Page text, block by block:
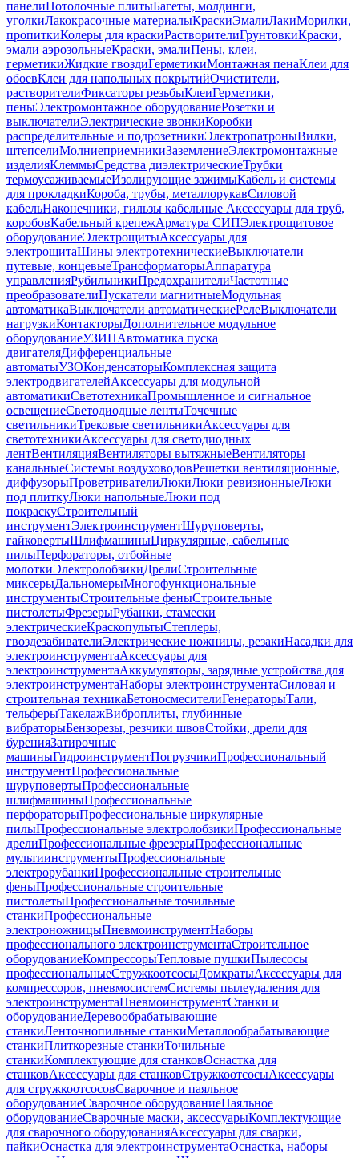
панелиПотолочные плитыБагеты, молдинги,
уголкиЛакокрасочные материалыКраскиЭмалиЛакиМорилки,
пропиткиКолеры для краскиРастворителиГрунтовкиКраски,
эмали аэрозольныеКраски, эмалиПены, клеи,
герметикиЖидкие гвоздиГерметикиМонтажная пенаКлеи для
обоевКлеи для напольных покрытийОчистители,
растворителиФиксаторы резьбыКлеиГерметики,
пеныЭлектромонтажное оборудованиеРозетки и
выключателиЭлектрические звонкиКоробки
распределительные и подрозетникиЭлектропатроныВилки,
штепселиМолниеприемникиЗаземлениеЭлектромонтажные
изделияКлеммыСредства диэлектрическиеТрубки
термоусаживаемыеИзолирующие зажимыКабель и системы
для прокладкиКороба, трубы, металлорукавСиловой
кабельНаконечники, гильзы кабельные Аксессуары для труб,
коробовКабельный крепежАрматура СИПЭлектрощитовое
оборудованиеЭлектрощитыАксессуары для
электрощитаШины электротехническиеВыключатели
путевые, концевыеТрансформаторыАппаратура
управленияРубильникиПредохранителиЧастотные
преобразователиПускатели магнитныеМодульная
автоматикаВыключатели автоматическиеРелеВыключатели
нагрузкиКонтакторыДополнительное модульное
оборудованиеУЗИПАвтоматика пуска
двигателяДифференциальные
автоматыУЗОКонденсаторыКомплексная защита
электродвигателейАксессуары для модульной
автоматикиСветотехникаПромышленное и сигнальное
освещениеСветодиодные лентыТочечные
светильникиТрековые светильникиАксессуары для
светотехникиАксессуары для светодиодных
лентВентиляцияВентиляторы вытяжныеВентиляторы
канальныеСистемы воздуховодовРешетки вентиляционные,
диффузорыПроветривателиЛюкиЛюки ревизионныеЛюки
под плиткуЛюки напольныеЛюки под
покраскуСтроительный
инструментЭлектроинструментШуруповерты,
гайковертыШлифмашиныЦиркулярные, сабельные
пилыПерфораторы, отбойные
молоткиЭлектролобзикиДрелиСтроительные
миксерыДальномерыМногофункциональные
инструментыСтроительные феныСтроительные
пистолетыФрезерыРубанки, стамески
электрическиеКраскопультыСтеплеры,
гвоздезабивателиЭлектрические ножницы, резакиНасадки для
электроинструментаАксессуары для
электроинструментаАккумуляторы, зарядные устройства для
электроинструментаНаборы электроинструментаСиловая и
строительная техникаБетоносмесителиГенераторыТали,
тельферыТакелажВиброплиты, глубинные
вибраторыБензорезы, резчики швовСтойки, дрели для
буренияЗатирочные
машиныГидроинструментПогрузчикиПрофессиональный
инструментПрофессиональные
шуруповертыПрофессиональные
шлифмашиныПрофессиональные
перфораторыПрофессиональные циркулярные
пилыПрофессиональные электролобзикиПрофессиональные
дрелиПрофессиональные фрезерыПрофессиональные
мультиинструментыПрофессиональные
электрорубанкиПрофессиональные строительные
феныПрофессиональные строительные
пистолетыПрофессиональные точильные
станкиПрофессиональные
электроножницыПневмоинструментНаборы
профессионального электроинструментаСтроительное
оборудованиеКомпрессорыТепловые пушкиПылесосы
профессиональныеСтружкоотсосыДомкратыАксессуары для
компрессоров, пневмосистемСистемы пылеудаления для
электроинструментаПневмоинструментСтанки и
оборудованиеДеревообрабатывающие
станкиЛенточнопильные станкиМеталлообрабатывающие
станкиПлиткорезные станкиТочильные
станкиКомплектующие для станковОснастка для
станковАксессуары для станковСтружкоотсосыАксессуары
для стружкоотсосовСварочное и паяльное
оборудованиеСварочное оборудованиеПаяльное
оборудованиеСварочные маски, аксессуарыКомплектующие
для сварочного оборудованияАксессуары для сварки,
пайкиОснастка для электроинструментаОснастка, наборы